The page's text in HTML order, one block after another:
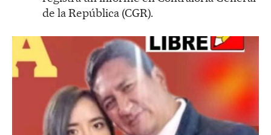
de la República (CGR).